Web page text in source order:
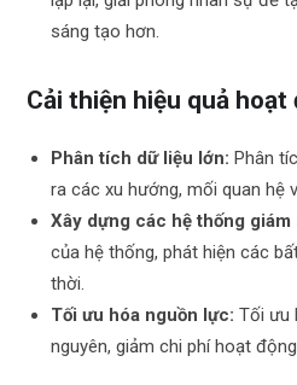
sáng tạo hơn.
Cải thiện hiệu quả hoạt
Phân tích dữ liệu lớn: Phân
ra các xu hướng, mối quan hệ
Xây dựng các hệ thống giám
của hệ thống, phát hiện các
thời.
Tối ưu hóa nguồn lực: Tối ưu
nguyên, giảm chi phí hoạt